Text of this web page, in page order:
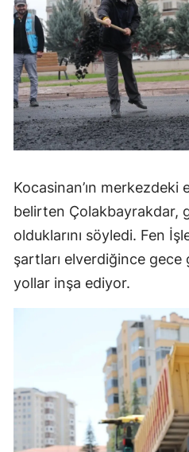
Kocasinan’ın
belirten Çolakbayrakdar,
olduklarını söyledi. Fen
şartları elverdiğince gece
yollar inşa ediyor.